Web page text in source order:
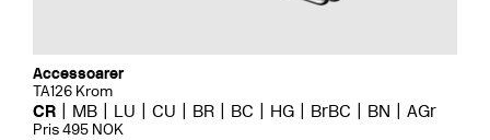
Accessoarer
TA126 Krom
CR MB LU CU BR BC HG BrBC BN AGr
Pris 495 NOK